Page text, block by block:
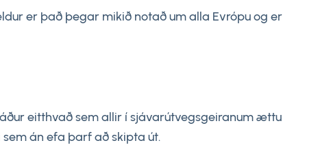
er það þegar mikið notað um alla Evrópu og er
eitthvað sem allir í sjávarútvegsgeiranum ættu
án efa þarf að skipta út.